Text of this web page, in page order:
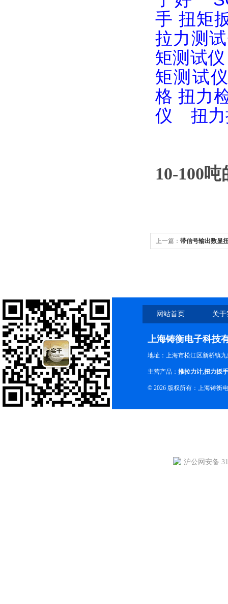
手 扭矩
拉力测
矩测试仪
矩测试
格 扭力
仪
扭
10-100
上一篇： 带信号输出数显
网站首页 关
上海铸衡电子科技
地址：上海市松江区新桥镇
主营产品： 推拉力计,扭力扳手
© 2026 版权所有：上海铸衡
沪公网安备